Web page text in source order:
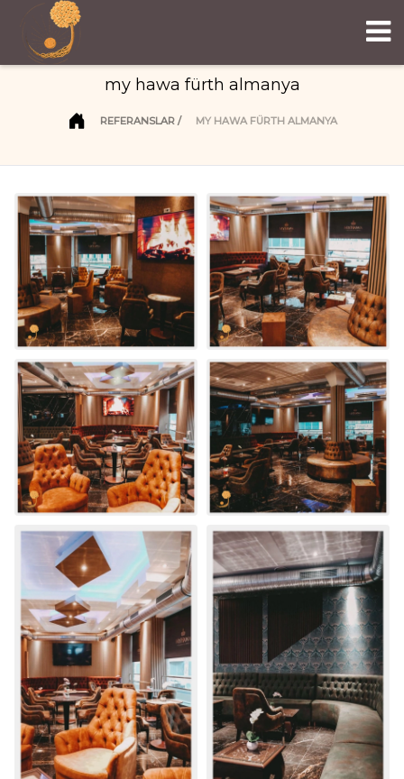
my hawa fürth almanya
REFERANSLAR MY HAWA FÜRTH ALMANYA